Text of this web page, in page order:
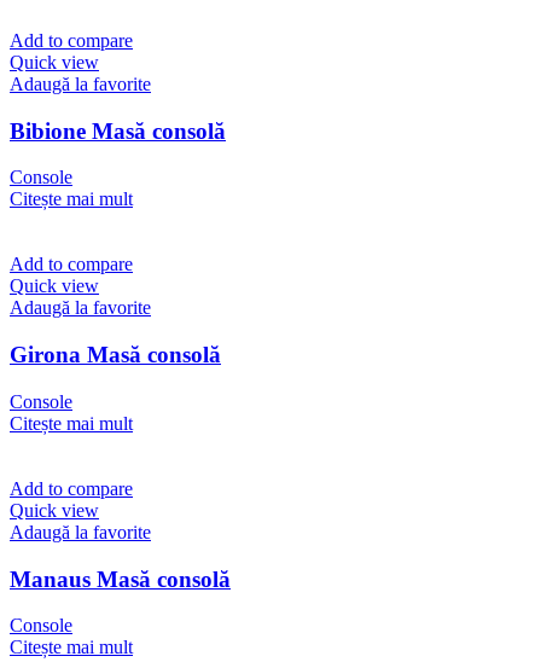
Add to compare
Quick view
Adaugă la favorite
Bibione Masă consolă
Console
Citește mai mult
Add to compare
Quick view
Adaugă la favorite
Girona Masă consolă
Console
Citește mai mult
Add to compare
Quick view
Adaugă la favorite
Manaus Masă consolă
Console
Citește mai mult